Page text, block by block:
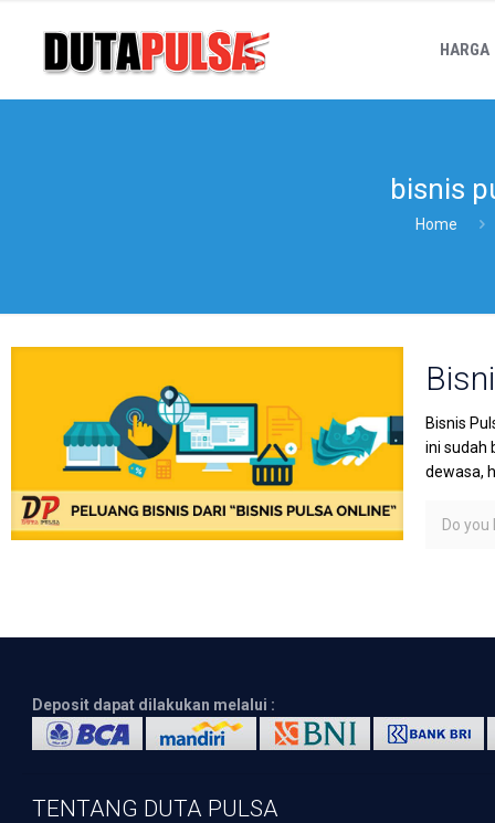
HARGA
bisnis
Home
Bisnis
ini sudah
dewasa,
Do you
Deposit dapat dilakukan melalui :
TENTANG DUTA PULSA